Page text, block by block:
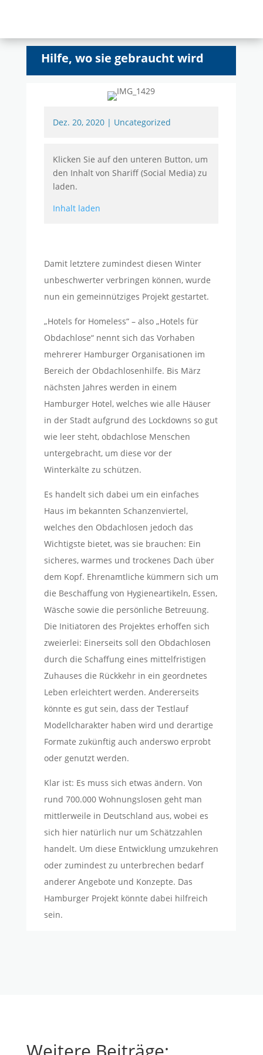
Hilfe, wo sie gebraucht wird
Dez. 20, 2020| Uncategorized
Klicken Sie auf den unteren Button, um
den Inhalt von Shariff (Social Media) zu
laden.
Inhalt laden
Damit letztere zumindest diesen Winter
unbeschwerter verbringen können, wurde
nun ein gemeinnütziges Projekt gestartet.
„Hotels for Homeless“ – also „Hotels für
Obdachlose“ nennt sich das Vorhaben
mehrerer Hamburger Organisationen im
Bereich der Obdachlosenhilfe. Bis März
nächsten Jahres werden in einem
Hamburger Hotel, welches wie alle Häuser
in der Stadt aufgrund des Lockdowns so gut
wie leer steht, obdachlose Menschen
untergebracht, um diese vor der
Winterkälte zu schützen.
Es handelt sich dabei um ein einfaches
Haus im bekannten Schanzenviertel,
welches den Obdachlosen jedoch das
Wichtigste bietet, was sie brauchen: Ein
sicheres, warmes und trockenes Dach über
dem Kopf. Ehrenamtliche kümmern sich um
die Beschaffung von Hygieneartikeln, Essen,
Wäsche sowie die persönliche Betreuung.
Die Initiatoren des Projektes erhoffen sich
zweierlei: Einerseits soll den Obdachlosen
durch die Schaffung eines mittelfristigen
Zuhauses die Rückkehr in ein geordnetes
Leben erleichtert werden. Andererseits
könnte es gut sein, dass der Testlauf
Modellcharakter haben wird und derartige
Formate zukünftig auch anderswo erprobt
oder genutzt werden.
Klar ist: Es muss sich etwas ändern. Von
rund 700.000 Wohnungslosen geht man
mittlerweile in Deutschland aus, wobei es
sich hier natürlich nur um Schätzzahlen
handelt. Um diese Entwicklung umzukehren
oder zumindest zu unterbrechen bedarf
anderer Angebote und Konzepte. Das
Hamburger Projekt könnte dabei hilfreich
sein.